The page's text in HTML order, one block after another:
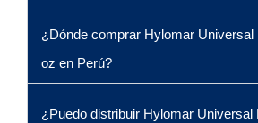
¿Dónde comprar Hylomar Universal
oz en Perú?
¿Puedo distribuir Hylomar Universal